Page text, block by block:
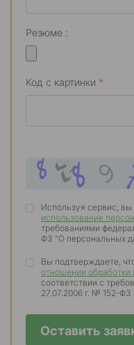
Резюме :
Код с картинки *
Используя сервис, вы
использование
требованиями
ФЗ "О персональных
Вы подтверждаете,
отношении
соответствии с
27.07.2006 г. № 152-
Оставить